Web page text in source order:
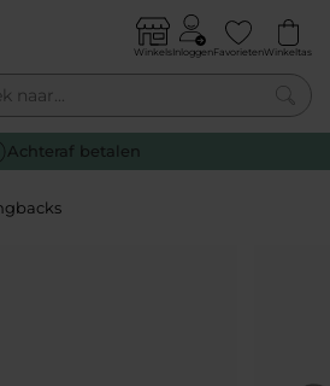
WinkelsInloggenFavorietenWinkeltas
0
Achteraf betalen